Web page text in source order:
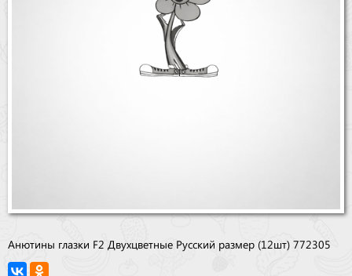
Анютины глазки F2 Двухцветные Русский размер (12шт) 772305